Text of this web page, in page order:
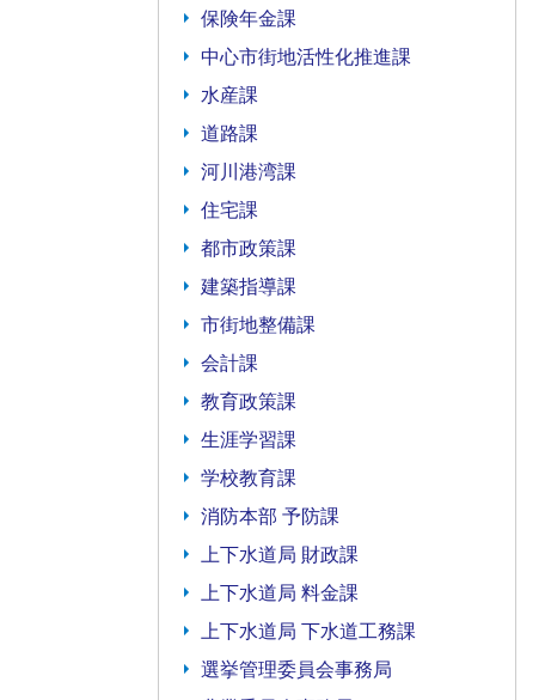
保険年金課
中心市街地活性化推進課
水産課
道路課
河川港湾課
住宅課
都市政策課
建築指導課
市街地整備課
会計課
教育政策課
生涯学習課
学校教育課
消防本部 予防課
上下水道局 財政課
上下水道局 料金課
上下水道局 下水道工務課
選挙管理委員会事務局